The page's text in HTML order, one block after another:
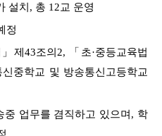
설치, 총 12교 운영
정
」제43조의2, 「초·중등교육법
중학교 및 방송통신고등학교
중 업무를 겸직하고 있으며, 학